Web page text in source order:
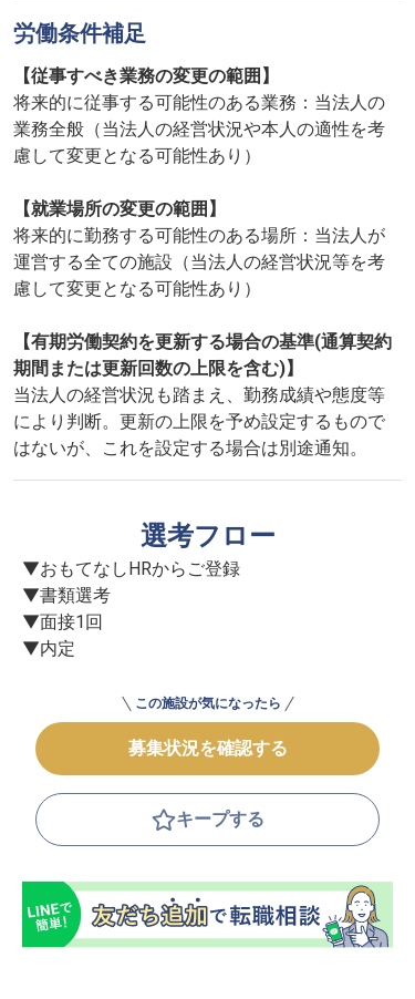
労働条件補足
【従事すべき業務の変更の範囲】
将来的に従事する可能性のある業務：当法人の
業務全般（当法人の経営状況や本人の適性を考
慮して変更となる可能性あり）
【就業場所の変更の範囲】
将来的に勤務する可能性のある場所：当法人が
運営する全ての施設（当法人の経営状況等を考
慮して変更となる可能性あり）
【有期労働契約を更新する場合の基準(通算契約
期間または更新回数の上限を含む)】
当法人の経営状況も踏まえ、勤務成績や態度等
により判断。更新の上限を予め設定するもので
はないが、これを設定する場合は別途通知。
選考フロー
▼おもてなしHRからご登録
▼書類選考
▼面接1回
▼内定
この施設が気になったら
募集状況を確認する
キープする